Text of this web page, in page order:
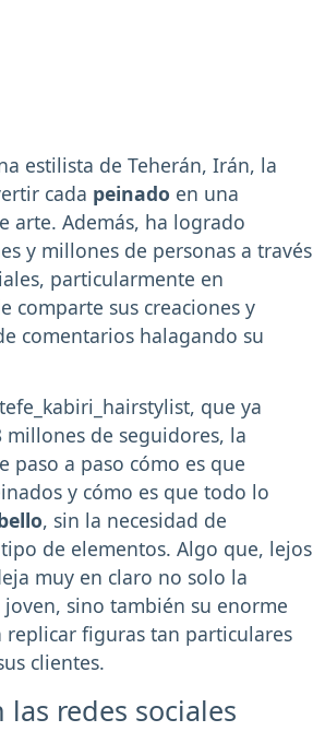
estilista de Teherán, Irán, la
cada peinado en una
arte. Además, ha logrado
y millones de personas a través
particularmente en
comparte sus creaciones y
comentarios halagando su
que ya
millones de seguidores, la
paso a paso cómo es que
y cómo es que todo lo
, sin la necesidad de
de elementos. Algo que, lejos
muy en claro no solo la
sino también su enorme
figuras tan particulares
clientes.
las redes sociales